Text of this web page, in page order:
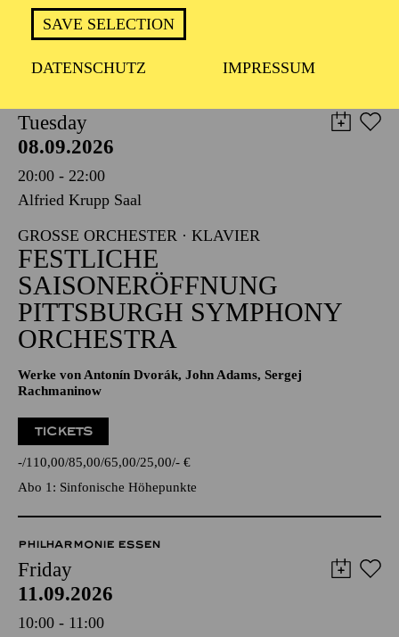
SAVE SELECTION
DATENSCHUTZ IMPRESSUM
TICKETS
8,00€
Tuesday
08.09.2026
20:00 - 22:00
Alfried Krupp Saal
GROSSE ORCHESTER · KLAVIER
FESTLICHE
SAISONERÖFFNUNG
PITTSBURGH SYMPHONY
ORCHESTRA
Werke von Antonín Dvorák, John Adams, Sergej
Rachmaninow
TICKETS
- 110,00 85,00 65,00 25,00 - €
Abo 1: Sinfonische Höhepunkte
PHILHARMONIE ESSEN
Friday
11.09.2026
10:00 - 11:00